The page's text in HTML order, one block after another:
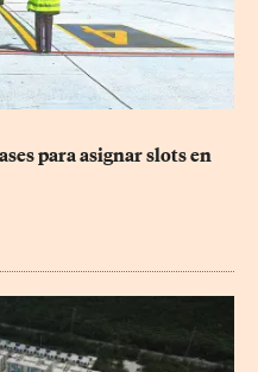
para asignar slots en